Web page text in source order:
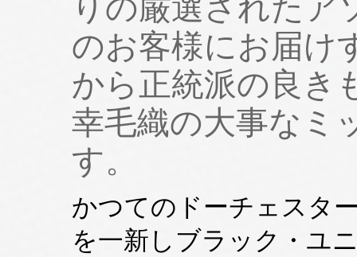
のお客様にお届け
から正統派の良き
幸毛織の大事なミ
す。
かつてのドーチェスタ
を一新しブラック・ユ